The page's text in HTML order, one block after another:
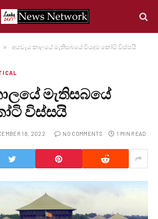
» අයවැය කාලයේ මැතිසබයේ වියදම කෝටි විස්සයි
මැතිසබයේ
විස්සයි
18, 2022 NO COMMENTS 1 MIN READ